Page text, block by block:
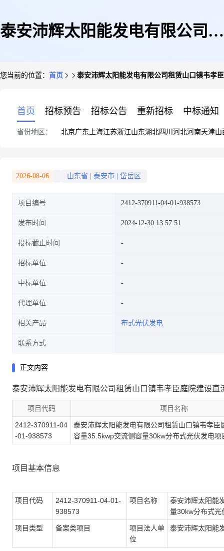
泰安沛辉太阳能发电有限公司租
布式光伏发电项目
您当前的位置： 首页 泰安沛辉太阳能发电有限公司租赁山口镇韦孝
首页 招标预告 招标公告 重新招标 中标通知
省份地区： 北京广东 上海江苏浙江山东湖北四川 河北河南天津山
2026-08-06 山东省 泰安市 岱岳区
项目编号 2412-370911-04-01-938573
发布时间 2024-12-30 13:57:51
投标截止时间
招标单位
中标单位
代理单位
相关产品 布式光伏发电
联系方式
正文内容
泰安沛辉太阳能发电有限公司租赁山口镇韦孝臣庭院建设
项目代码 项目名称
2412-370911-04
-01-938573
泰安沛辉太阳能发电有限公司租赁山口镇韦孝臣
容量35.5kwp交流侧容量30kw分布式光伏发电项
项目基本信息
项目代码
2412-370911-04-01-
938573
项目名称
泰安沛辉太阳能
量30kw分布式光
项目类型 备案类项目
项目法人单
位
泰安沛辉太阳能